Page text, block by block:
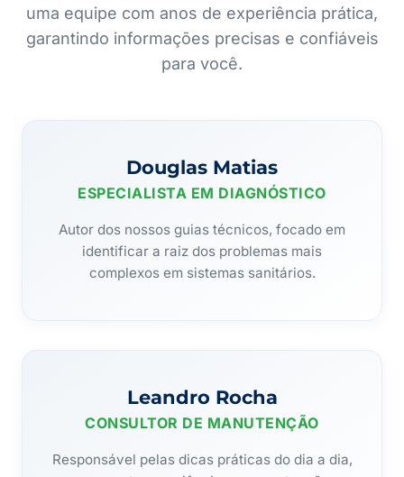
uma equipe com anos de experiência prática,
garantindo informações precisas e confiáveis
para você.
Douglas Matias
ESPECIALISTA EM DIAGNÓSTICO
Autor dos nossos guias técnicos, focado em
identificar a raiz dos problemas mais
complexos em sistemas sanitários.
Leandro Rocha
CONSULTOR DE MANUTENÇÃO
Responsável pelas dicas práticas do dia a dia,